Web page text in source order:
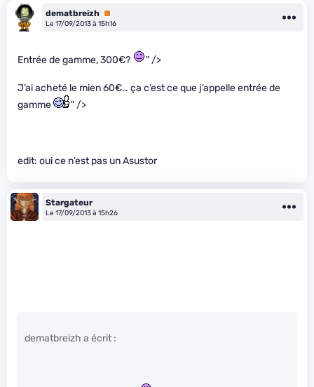
dematbreizh Premium
Le 17/09/2013 à 15h16
Entrée de gamme, 300€? " />
J’ai acheté le mien 60€… ça c’est ce que j’appelle entrée de
gamme
" />
edit: oui ce n’est pas un Asustor
Stargateur
Le 17/09/2013 à 15h26
dematbreizh a écrit :